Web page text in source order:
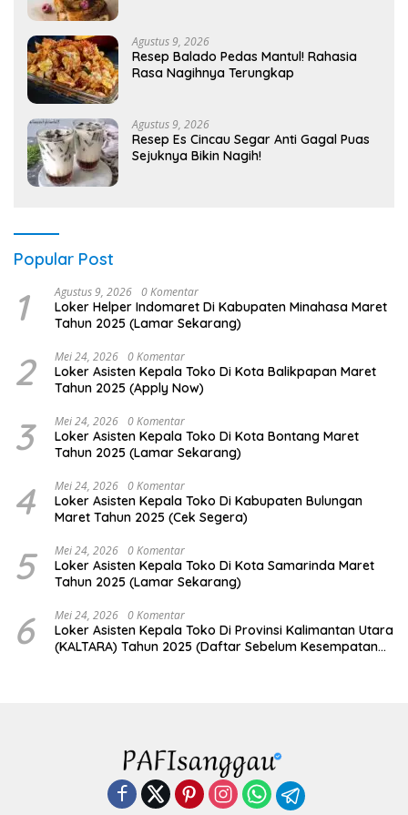
Agustus 9, 2026
Resep Balado Pedas Mantul! Rahasia
Rasa Nagihnya Terungkap
Agustus 9, 2026
Resep Es Cincau Segar Anti Gagal Puas
Sejuknya Bikin Nagih!
Popular Post
1 Agustus 9, 2026 0 Komentar
Loker Helper Indomaret Di Kabupaten Minahasa Maret
Tahun 2025 (Lamar Sekarang)
2 Mei 24, 2026 0 Komentar
Loker Asisten Kepala Toko Di Kota Balikpapan Maret
Tahun 2025 (Apply Now)
3 Mei 24, 2026 0 Komentar
Loker Asisten Kepala Toko Di Kota Bontang Maret
Tahun 2025 (Lamar Sekarang)
4 Mei 24, 2026 0 Komentar
Loker Asisten Kepala Toko Di Kabupaten Bulungan
Maret Tahun 2025 (Cek Segera)
5 Mei 24, 2026 0 Komentar
Loker Asisten Kepala Toko Di Kota Samarinda Maret
Tahun 2025 (Lamar Sekarang)
6 Mei 24, 2026 0 Komentar
Loker Asisten Kepala Toko Di Provinsi Kalimantan Utara
(KALTARA) Tahun 2025 (Daftar Sebelum Kesempatan